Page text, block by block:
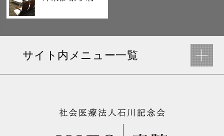
サイト内メニュー一覧